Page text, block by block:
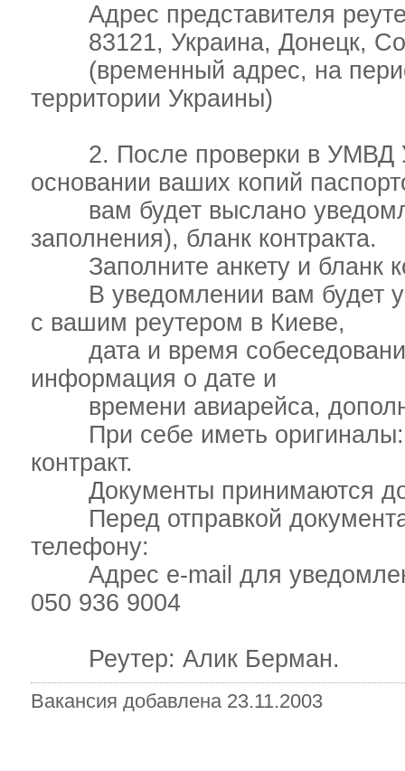
Адрес представителя
83121, Украина, Донецк,
(временный адрес, на
территории Украины)
2. После проверки в УМВД
основании ваших копий
вам будет выслано
заполнения), бланк контракта.
Заполните анкету и бланк
В уведомлении вам будет
с вашим реутером в Киеве,
дата и время
информация о дате и
времени авиарейса,
При себе иметь оригиналы:
контракт.
Документы принимаются до
Перед отправкой
телефону:
Адрес e-mail для
050 936 9004
Реутер: Алик Берман.
Вакансия добавлена 23.11.2003